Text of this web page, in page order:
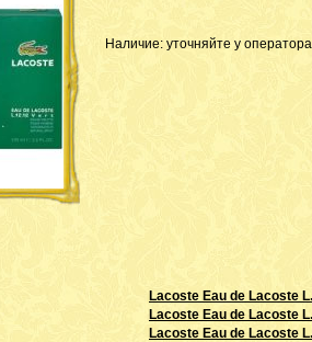
Наличие: уточняйте у
Lacoste Eau de Lacoste
Lacoste Eau de Lacoste
Lacoste Eau de Lacoste